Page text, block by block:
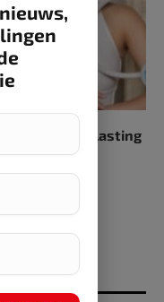
cognitieve belasting